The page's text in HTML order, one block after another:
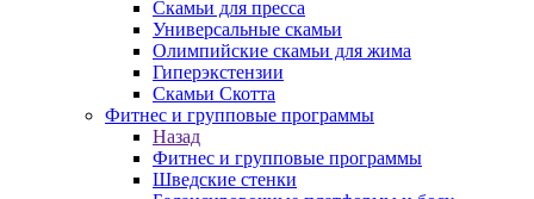
Скамьи для пресса
Универсальные скамьи
Олимпийские скамьи для жима
Гиперэкстензии
Скамьи Скотта
Фитнес и групповые программы
Назад
Фитнес и групповые программы
Шведские стенки